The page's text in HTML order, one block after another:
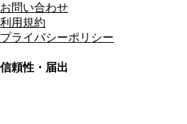
お問い合わせ
利用規約
プライバシーポリシー
信頼性・届出